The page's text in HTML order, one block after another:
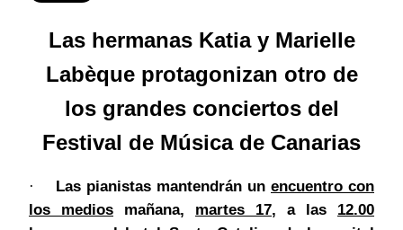
Las hermanas Katia y Marielle
Labèque protagonizan otro de
los grandes conciertos del
Festival de Música de Canarias
· Las pianistas mantendrán un encuentro con
los medios mañana, martes 17, a las 12.00